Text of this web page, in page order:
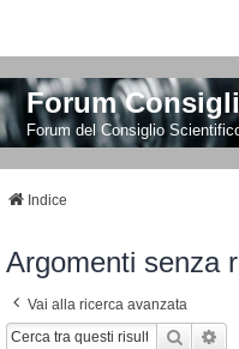
Forum
Forum del Consiglio
Indice
Argomenti senza
Vai alla ricerca avanzata
Cerca